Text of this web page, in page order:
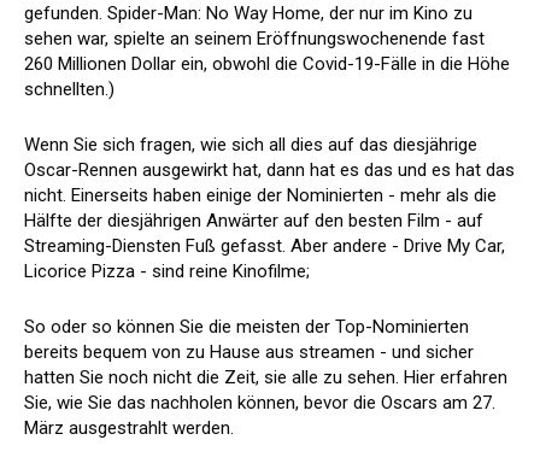
gefunden. Spider-Man: No Way Home, der nur im Kino zu
sehen war, spielte an seinem Eröffnungswochenende fast
260 Millionen Dollar ein, obwohl die Covid-19-Fälle in die Höhe
schnellten.)
Wenn Sie sich fragen, wie sich all dies auf das diesjährige
Oscar-Rennen ausgewirkt hat, dann hat es das und es hat das
nicht. Einerseits haben einige der Nominierten - mehr als die
Hälfte der diesjährigen Anwärter auf den besten Film - auf
Streaming-Diensten Fuß gefasst. Aber andere - Drive My Car,
Licorice Pizza - sind reine Kinofilme;
So oder so können Sie die meisten der Top-Nominierten
bereits bequem von zu Hause aus streamen - und sicher
hatten Sie noch nicht die Zeit, sie alle zu sehen. Hier erfahren
Sie, wie Sie das nachholen können, bevor die Oscars am 27.
März ausgestrahlt werden.